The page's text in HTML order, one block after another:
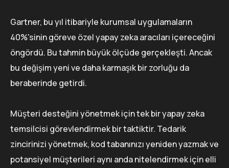
Gartner, bu yıl itibariyle kurumsal uygulamaların
40%'sinin göreve özel yapay zeka aracıları içereceğini
öngördü. Bu tahmin büyük ölçüde gerçekleşti. Ancak
bu değişim yeni ve daha karmaşık bir zorluğu da
beraberinde getirdi.
Müşteri desteğini yönetmek için tek bir yapay zeka
temsilcisi görevlendirmek bir taktiktir. Tedarik
zincirinizi yönetmek, kod tabanınızı yeniden yazmak ve
potansiyel müşterileri aynı anda nitelendirmek için elli